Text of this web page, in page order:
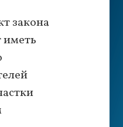
закона
иметь